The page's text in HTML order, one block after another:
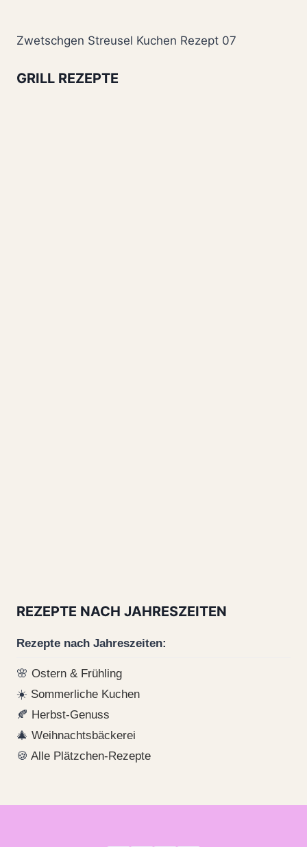
Zwetschgen Streusel Kuchen Rezept 07
GRILL REZEPTE
REZEPTE NACH JAHRESZEITEN
Rezepte nach Jahreszeiten:
🌸 Ostern & Frühling
☀️ Sommerliche Kuchen
🍂 Herbst-Genuss
🎄 Weihnachtsbäckerei
🍪 Alle Plätzchen-Rezepte